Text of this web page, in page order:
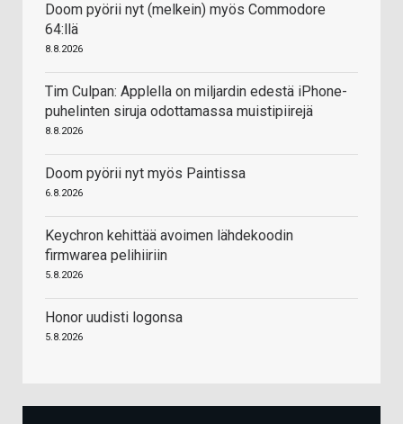
Doom pyörii nyt (melkein) myös Commodore
64:llä
8.8.2026
Tim Culpan: Applella on miljardin edestä iPhone-
puhelinten siruja odottamassa muistipiirejä
8.8.2026
Doom pyörii nyt myös Paintissa
6.8.2026
Keychron kehittää avoimen lähdekoodin
firmwarea pelihiiriin
5.8.2026
Honor uudisti logonsa
5.8.2026